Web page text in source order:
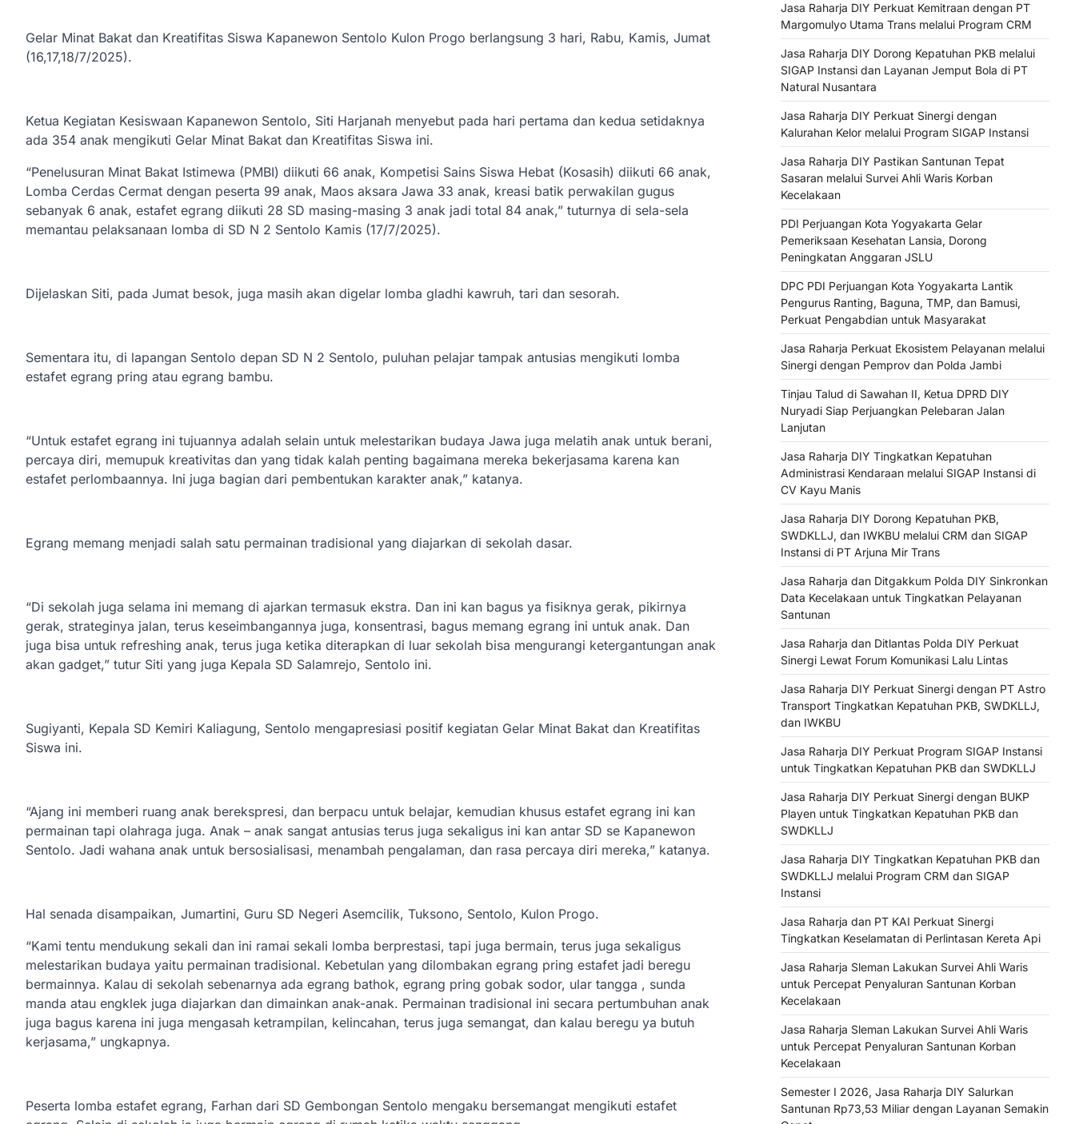
Gelar Minat Bakat dan Kreatifitas Siswa Kapanewon Sentolo Kulon Progo berlangsung 3 hari, Rabu, Kamis, Jumat
(16,17,18/7/2025).
Ketua Kegiatan Kesiswaan Kapanewon Sentolo, Siti Harjanah menyebut pada hari pertama dan kedua setidaknya
ada 354 anak mengikuti Gelar Minat Bakat dan Kreatifitas Siswa ini.
“Penelusuran Minat Bakat Istimewa (PMBI) diikuti 66 anak, Kompetisi Sains Siswa Hebat (Kosasih) diikuti 66 anak,
Lomba Cerdas Cermat dengan peserta 99 anak, Maos aksara Jawa 33 anak, kreasi batik perwakilan gugus
sebanyak 6 anak, estafet egrang diikuti 28 SD masing-masing 3 anak jadi total 84 anak,” tuturnya di sela-sela
memantau pelaksanaan lomba di SD N 2 Sentolo Kamis (17/7/2025).
Dijelaskan Siti, pada Jumat besok, juga masih akan digelar lomba gladhi kawruh, tari dan sesorah.
Sementara itu, di lapangan Sentolo depan SD N 2 Sentolo, puluhan pelajar tampak antusias mengikuti lomba
estafet egrang pring atau egrang bambu.
“Untuk estafet egrang ini tujuannya adalah selain untuk melestarikan budaya Jawa juga melatih anak untuk berani,
percaya diri, memupuk kreativitas dan yang tidak kalah penting bagaimana mereka bekerjasama karena kan
estafet perlombaannya. Ini juga bagian dari pembentukan karakter anak,” katanya.
Egrang memang menjadi salah satu permainan tradisional yang diajarkan di sekolah dasar.
“Di sekolah juga selama ini memang di ajarkan termasuk ekstra. Dan ini kan bagus ya fisiknya gerak, pikirnya
gerak, strateginya jalan, terus keseimbangannya juga, konsentrasi, bagus memang egrang ini untuk anak. Dan
juga bisa untuk refreshing anak, terus juga ketika diterapkan di luar sekolah bisa mengurangi ketergantungan anak
akan gadget,” tutur Siti yang juga Kepala SD Salamrejo, Sentolo ini.
Sugiyanti, Kepala SD Kemiri Kaliagung, Sentolo mengapresiasi positif kegiatan Gelar Minat Bakat dan Kreatifitas
Siswa ini.
“Ajang ini memberi ruang anak berekspresi, dan berpacu untuk belajar, kemudian khusus estafet egrang ini kan
permainan tapi olahraga juga. Anak – anak sangat antusias terus juga sekaligus ini kan antar SD se Kapanewon
Sentolo. Jadi wahana anak untuk bersosialisasi, menambah pengalaman, dan rasa percaya diri mereka,” katanya.
Hal senada disampaikan, Jumartini, Guru SD Negeri Asemcilik, Tuksono, Sentolo, Kulon Progo.
“Kami tentu mendukung sekali dan ini ramai sekali lomba berprestasi, tapi juga bermain, terus juga sekaligus
melestarikan budaya yaitu permainan tradisional. Kebetulan yang dilombakan egrang pring estafet jadi beregu
bermainnya. Kalau di sekolah sebenarnya ada egrang bathok, egrang pring gobak sodor, ular tangga , sunda
manda atau engklek juga diajarkan dan dimainkan anak-anak. Permainan tradisional ini secara pertumbuhan anak
juga bagus karena ini juga mengasah ketrampilan, kelincahan, terus juga semangat, dan kalau beregu ya butuh
kerjasama,” ungkapnya.
Peserta lomba estafet egrang, Farhan dari SD Gembongan Sentolo mengaku bersemangat mengikuti estafet
Jasa Raharja DIY Perkuat Kemitraan dengan PT
Margomulyo Utama Trans melalui Program CRM
Jasa Raharja DIY Dorong Kepatuhan PKB melalui
SIGAP Instansi dan Layanan Jemput Bola di PT
Natural Nusantara
Jasa Raharja DIY Perkuat Sinergi dengan
Kalurahan Kelor melalui Program SIGAP Instansi
Jasa Raharja DIY Pastikan Santunan Tepat
Sasaran melalui Survei Ahli Waris Korban
Kecelakaan
PDI Perjuangan Kota Yogyakarta Gelar
Pemeriksaan Kesehatan Lansia, Dorong
Peningkatan Anggaran JSLU
DPC PDI Perjuangan Kota Yogyakarta Lantik
Pengurus Ranting, Baguna, TMP, dan Bamusi,
Perkuat Pengabdian untuk Masyarakat
Jasa Raharja Perkuat Ekosistem Pelayanan melalui
Sinergi dengan Pemprov dan Polda Jambi
Tinjau Talud di Sawahan II, Ketua DPRD DIY
Nuryadi Siap Perjuangkan Pelebaran Jalan
Lanjutan
Jasa Raharja DIY Tingkatkan Kepatuhan
Administrasi Kendaraan melalui SIGAP Instansi di
CV Kayu Manis
Jasa Raharja DIY Dorong Kepatuhan PKB,
SWDKLLJ, dan IWKBU melalui CRM dan SIGAP
Instansi di PT Arjuna Mir Trans
Jasa Raharja dan Ditgakkum Polda DIY Sinkronkan
Data Kecelakaan untuk Tingkatkan Pelayanan
Santunan
Jasa Raharja dan Ditlantas Polda DIY Perkuat
Sinergi Lewat Forum Komunikasi Lalu Lintas
Jasa Raharja DIY Perkuat Sinergi dengan PT Astro
Transport Tingkatkan Kepatuhan PKB, SWDKLLJ,
dan IWKBU
Jasa Raharja DIY Perkuat Program SIGAP Instansi
untuk Tingkatkan Kepatuhan PKB dan SWDKLLJ
Jasa Raharja DIY Perkuat Sinergi dengan BUKP
Playen untuk Tingkatkan Kepatuhan PKB dan
SWDKLLJ
Jasa Raharja DIY Tingkatkan Kepatuhan PKB dan
SWDKLLJ melalui Program CRM dan SIGAP
Instansi
Jasa Raharja dan PT KAI Perkuat Sinergi
Tingkatkan Keselamatan di Perlintasan Kereta Api
Jasa Raharja Sleman Lakukan Survei Ahli Waris
untuk Percepat Penyaluran Santunan Korban
Kecelakaan
Jasa Raharja Sleman Lakukan Survei Ahli Waris
untuk Percepat Penyaluran Santunan Korban
Kecelakaan
Semester I 2026, Jasa Raharja DIY Salurkan
Santunan Rp73,53 Miliar dengan Layanan Semakin